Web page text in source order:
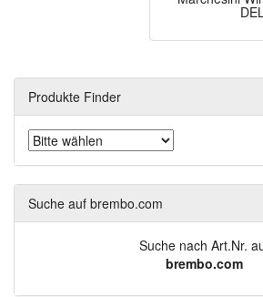
Produkte Finder
Suche auf brembo.com
Suche nach Art.Nr.
brembo.com